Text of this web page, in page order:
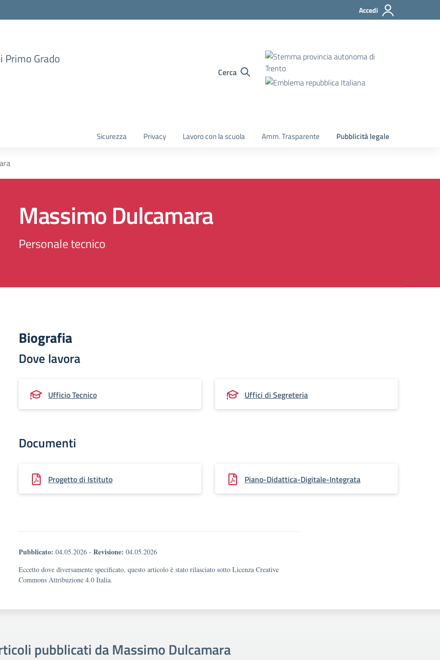
Accedi
Primo Grado
Cerca
Sicurezza Privacy Lavoro con la scuola Amm. Trasparente Pubblicità legale
Massimo Dulcamara
Personale tecnico
Biografia
Dove lavora
Ufficio Tecnico Uffici di Segreteria
Documenti
Progetto di Istituto Piano-Didattica-Digitale-Integrata
Pubblicato: 04.05.2026 - Revisione: 04.05.2026
Eccetto dove diversamente specificato, questo articolo è stato rilasciato sotto Licenza Creative
Commons Attribuzione 4.0 Italia.
pubblicati da Massimo Dulcamara